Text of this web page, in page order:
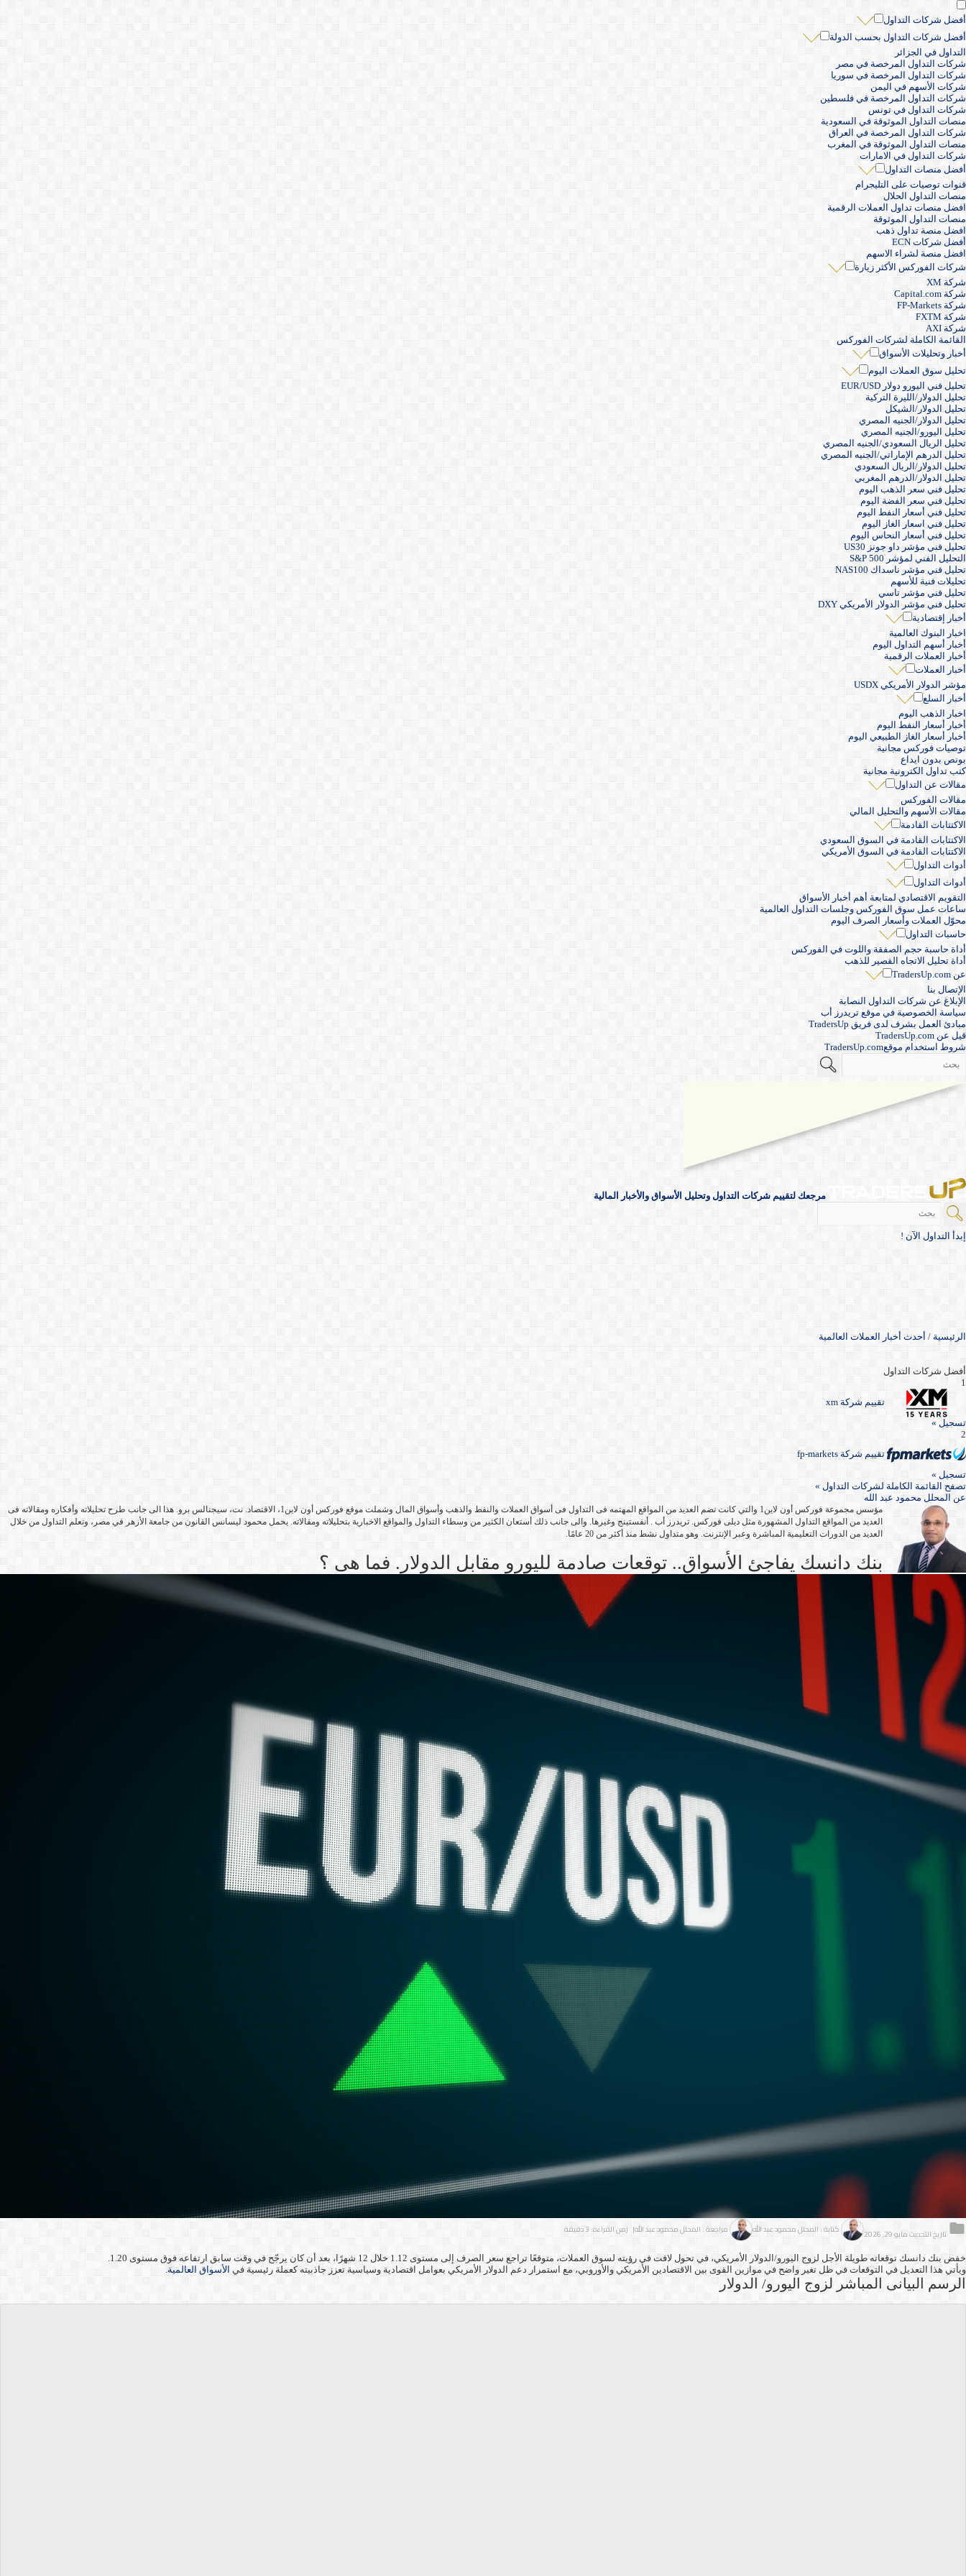
أفضل شركات التداول
أفضل شركات التداول بحسب الدولة
التداول في الجزائر
شركات التداول المرخصة في مصر
شركات التداول المرخصة في سوريا
شركات الأسهم في اليمن
شركات التداول المرخصة في فلسطين
شركات التداول في تونس
منصات التداول الموثوقة في السعودية
شركات التداول المرخصة في العراق
منصات التداول الموثوقة في المغرب
شركات التداول في الامارات
أفضل منصات التداول
قنوات توصيات على التليجرام
منصات التداول الحلال
افضل منصات تداول العملات الرقمية
منصات التداول الموثوقة
افضل منصة تداول ذهب
أفضل شركات ECN
افضل منصة لشراء الاسهم
شركات الفوركس الأكثر زيارة
شركة XM
شركة Capital.com
شركة FP-Markets
شركة FXTM
شركة AXI
القائمة الكاملة لشركات الفوركس
أخبار وتحليلات الأسواق
تحليل سوق العملات اليوم
تحليل فني اليورو دولار EUR/USD
تحليل الدولار/الليرة التركية
تحليل الدولار/الشيكل
تحليل الدولار/الجنيه المصري
تحليل اليورو/الجنيه المصري
تحليل الريال السعودي/الجنيه المصري
تحليل الدرهم الإماراتي/الجنيه المصري
تحليل الدولار/الريال السعودي
تحليل الدولار/الدرهم المغربي
تحليل فني سعر الذهب اليوم
تحليل فني سعر الفضة اليوم
تحليل فني أسعار النفط اليوم
تحليل فني اسعار الغاز اليوم
تحليل فني أسعار النحاس اليوم
تحليل فني مؤشر داو جونز US30
التحليل الفني لمؤشر S&P 500
تحليل فني مؤشر ناسداك NAS100
تحليلات فنية للأسهم
تحليل فني مؤشر تاسي
تحليل فني مؤشر الدولار الأمريكي DXY
أخبار إقتصادية
اخبار البنوك العالمية
أخبار أسهم التداول اليوم
أخبار العملات الرقمية
أخبار العملات
مؤشر الدولار الأمريكي USDX
أخبار السلع
اخبار الذهب اليوم
أخبار أسعار النفط اليوم
أخبار أسعار الغاز الطبيعي اليوم
توصيات فوركس مجانية
بونص بدون ايداع
كتب تداول الكترونية مجانية
مقالات عن التداول
مقالات الفوركس
مقالات الأسهم والتحليل المالي
الاكتتابات القادمة
الاكتتابات القادمة في السوق السعودي
الاكتتابات القادمة في السوق الأمريكي
أدوات التداول
أدوات التداول
التقويم الاقتصادي لمتابعة أهم أخبار الأسواق
ساعات عمل سوق الفوركس وجلسات التداول العالمية
محوّل العملات وأسعار الصرف اليوم
حاسبات التداول
أداة حاسبة حجم الصفقة واللوت في الفوركس
أداة تحليل الاتجاه القصير للذهب
عن TradersUp.com
الإتصال بنا
الإبلاغ عن شركات التداول النصابة
سياسة الخصوصية في موقع تريدرز أب
مبادئ العمل بشرف لدى فريق TradersUp
قيل عن TradersUp.com
شروط استخدام موقعTradersUp.com
مرجعك لتقييم شركات التداول وتحليل الأسواق والأخبار المالية
إبدأ التداول الآن !
الرئيسية / أحدث أخبار العملات العالمية
أفضل شركات التداول
1
تقييم شركة xm
تسجيل »
2
تقييم شركة fp-markets
تسجيل »
تصفح القائمة الكاملة لشركات التداول »
عن المحلل محمود عبد الله
مؤسس مجموعة فوركس أون لاين1 والتي كانت تضم العديد من المواقع المهتمه فى التداول فى أسواق العملات والنفط والذهب وأسواق المال وشملت موقع فوركس أون لاين1، الاقتصاد. نت، سيجنالس برو. هذا الى جانب طرح تحليلاته وأفكاره ومقالاته فى
العديد من المواقع التداول المشهورة مثل ديلى فوركس. تريدرز أب . أنفستينج وغيرها. والى جانب ذلك أستعان الكثير من وسطاء التداول والمواقع الاخبارية بتحليلاته ومقالاته. يحمل محمود ليسانس القانون من جامعة الأزهر في مصر، وتعلم التداول من خلال
العديد من الدورات التعليمية المباشرة وعبر الإنترنت. وهو متداول نشط منذ أكثر من 20 عامًا.
بنك دانسك يفاجئ الأسواق.. توقعات صادمة لليورو مقابل الدولار. فما هى ؟
تاريخ التحديث مايو 29, 2026 كتابة : المحلل محمود عبد الله مراجعة : المحلل محمود عبد الله| زمن القراءة: 3 دقيقة
خفض بنك دانسك توقعاته طويلة الأجل لزوج اليورو/الدولار الأمريكي، في تحول لافت في رؤيته لسوق العملات، متوقعًا تراجع سعر الصرف إلى مستوى 1.12 خلال 12 شهرًا، بعد أن كان يرجّح في وقت سابق ارتفاعه فوق مستوى 1.20.
ويأتي هذا التعديل في التوقعات في ظل تغير واضح في موازين القوى بين الاقتصادين الأمريكي والأوروبي، مع استمرار دعم الدولار الأمريكي بعوامل اقتصادية وسياسية تعزز جاذبيته كعملة رئيسية في الأسواق العالمية.
الرسم البيانى المباشر لزوج اليورو/ الدولار